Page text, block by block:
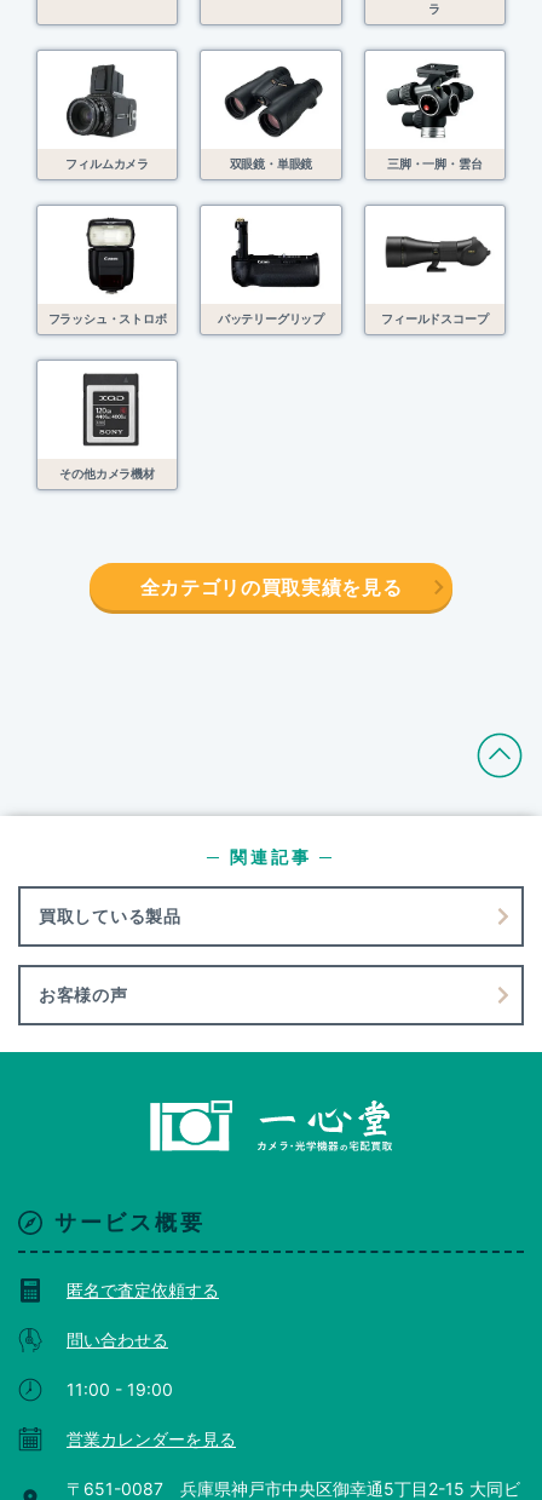
ラ
フィルムカメラ 双眼鏡・単眼鏡 三脚・一脚・雲台
フラッシュ・ストロボ バッテリーグリップ フィールドスコープ
その他カメラ機材
全カテゴリの買取実績を見る
買取している製品
─ 関連記事 ─
お客様の声
サービス概要
匿名で査定依頼する
問い合わせる
11:00 - 19:00
営業カレンダーを見る
〒651-0087 兵庫県神戸市中央区御幸通5丁目2-15 大同ビ